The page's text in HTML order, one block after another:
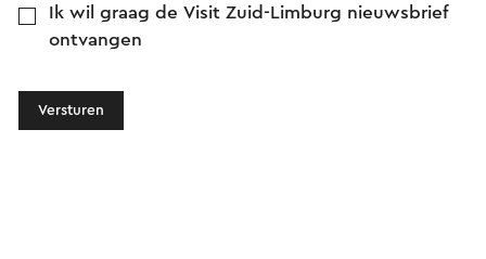
Ik wil graag de Visit Zuid-Limburg nieuwsbrief
ontvangen
Versturen